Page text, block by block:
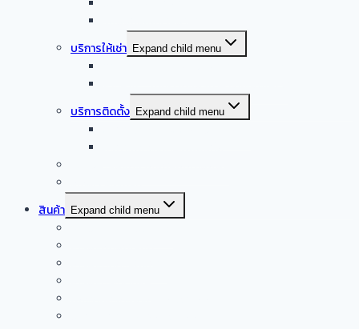
บริการให้เช่า Expand child menu
บริการติดตั้ง Expand child menu
สินค้า Expand child menu